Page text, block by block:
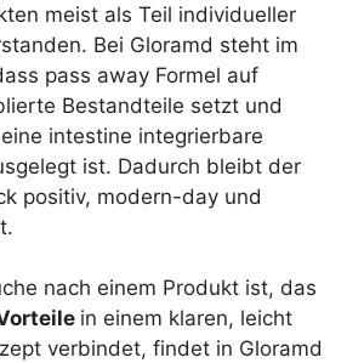
meist als Teil individueller
Bei Gloramd steht im
pass away Formel auf
Bestandteile setzt und
intestine integrierbare
ist. Dadurch bleibt der
positiv, modern-day und
nach einem Produkt ist, das
in einem klaren, leicht
verbindet, findet in Gloramd